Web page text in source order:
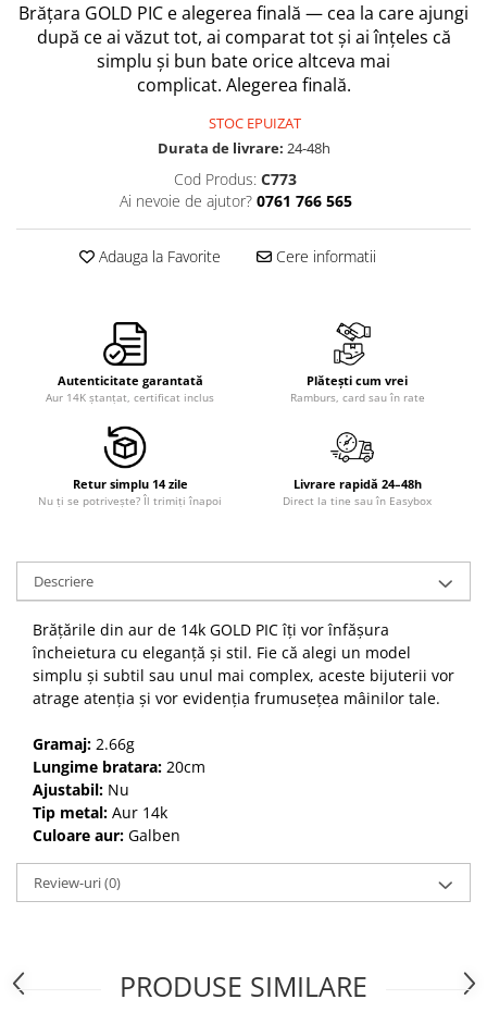
Brățara GOLD PIC e alegerea finală — cea la care ajungi
după ce ai văzut tot, ai comparat tot și ai înțeles că
simplu și bun bate orice altceva mai
complicat. Alegerea finală.
STOC EPUIZAT
Durata de livrare: 24-48h
Cod Produs: C773
Ai nevoie de ajutor? 0761 766 565
Adauga la Favorite Cere informatii
Autenticitate garantată
Aur 14K ștanțat, certificat inclus
Plătești cum vrei
Ramburs, card sau în rate
Retur simplu 14 zile
Nu ți se potrivește? Îl trimiți înapoi
Livrare rapidă 24–48h
Direct la tine sau în Easybox
Descriere
Brățările din aur de 14k GOLD PIC îți vor înfășura
încheietura cu eleganță și stil. Fie că alegi un model
simplu și subtil sau unul mai complex, aceste bijuterii vor
atrage atenția și vor evidenția frumusețea mâinilor tale.
Gramaj: 2.66g
Lungime bratara: 20cm
Ajustabil: Nu
Tip metal: Aur 14k
Culoare aur: Galben
Review-uri(0)
PRODUSE SIMILARE